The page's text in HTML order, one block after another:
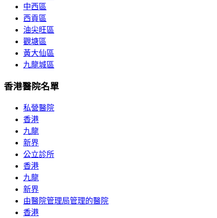
中西區
西貢區
油尖旺區
觀塘區
黃大仙區
九龍城區
香港醫院名單
私營醫院
香港
九龍
新界
公立診所
香港
九龍
新界
由醫院管理局管理的醫院
香港